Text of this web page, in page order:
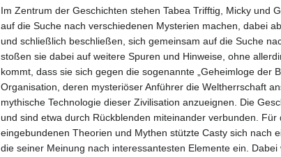
Im Zentrum der Geschichten stehen Tabea Trifftig, Micky und
auf die Suche nach verschiedenen Mysterien machen, dabei
und schließlich beschließen, sich gemeinsam auf die Suche
stoßen sie dabei auf weitere Spuren und Hinweise, ohne
kommt, dass sie sich gegen die sogenannte „Geheimloge der
Organisation, deren mysteriöser Anführer die Weltherrschaft
mythische Technologie dieser Zivilisation anzueignen. Die
und sind etwa durch Rückblenden miteinander verbunden.
eingebundenen Theorien und Mythen stützte Casty sich nach
die seiner Meinung nach interessantesten Elemente ein.